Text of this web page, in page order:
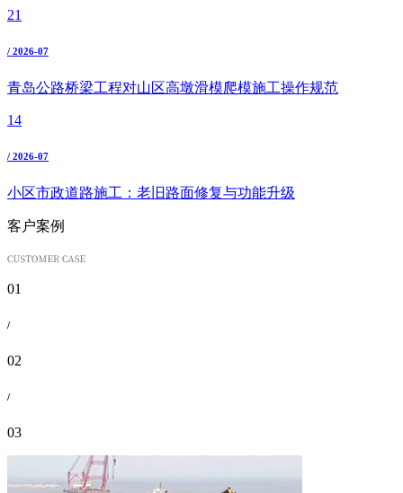
21
/ 2026-07
青岛公路桥梁工程对山区高墩滑模爬模施工操作规范
14
/ 2026-07
小区市政道路施工：老旧路面修复与功能升级
客户案例
01
/
02
/
03